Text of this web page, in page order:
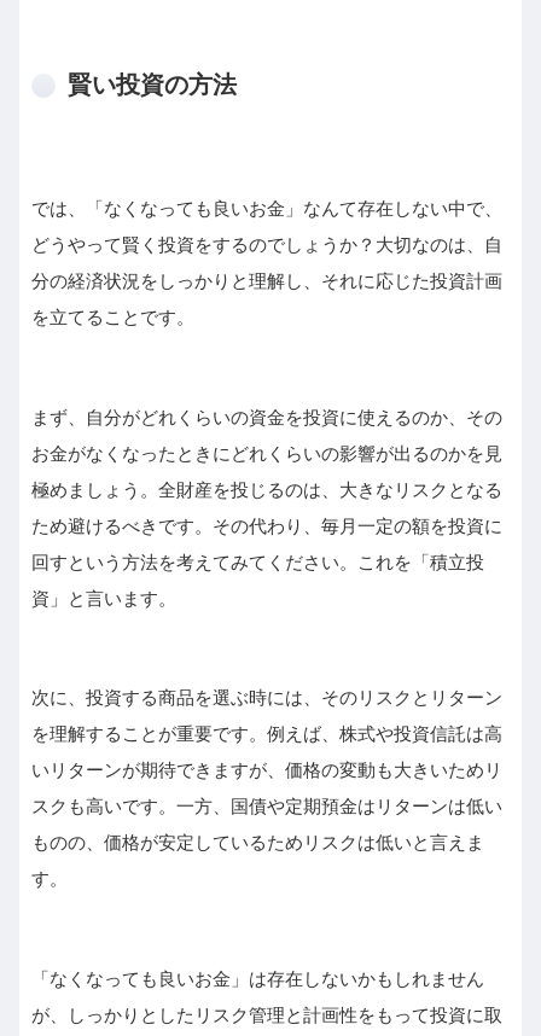
賢い投資の方法
では、「なくなっても良いお金」なんて存在しない中で、
どうやって賢く投資をするのでしょうか？大切なのは、自
分の経済状況をしっかりと理解し、それに応じた投資計画
を立てることです。
まず、自分がどれくらいの資金を投資に使えるのか、その
お金がなくなったときにどれくらいの影響が出るのかを見
極めましょう。全財産を投じるのは、大きなリスクとなる
ため避けるべきです。その代わり、毎月一定の額を投資に
回すという方法を考えてみてください。これを「積立投
資」と言います。
次に、投資する商品を選ぶ時には、そのリスクとリターン
を理解することが重要です。例えば、株式や投資信託は高
いリターンが期待できますが、価格の変動も大きいためリ
スクも高いです。一方、国債や定期預金はリターンは低い
ものの、価格が安定しているためリスクは低いと言えま
す。
「なくなっても良いお金」は存在しないかもしれません
が、しっかりとしたリスク管理と計画性をもって投資に取